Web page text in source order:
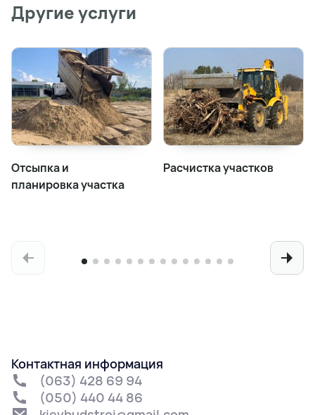
Другие услуги
Отсыпка и
планировка участка
Расчистка участков
Контактная информация
(063) 428 69 94
(050) 440 44 86